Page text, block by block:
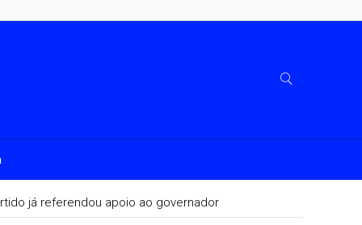
já referendou apoio ao governador